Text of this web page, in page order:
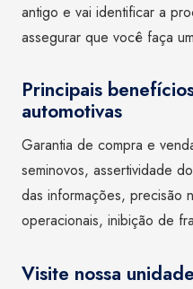
antigo e vai identificar a
assegurar que você faça
Principais
automotivas
Garantia de compra e
seminovos, assertividade
das informações, precisão
operacionais, inibição de
Visite nossa